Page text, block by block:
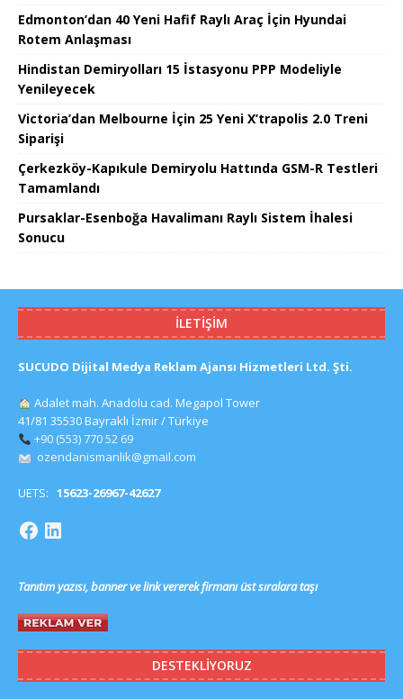
Edmonton’dan 40 Yeni Hafif Raylı Araç İçin Hyundai
Rotem Anlaşması
Hindistan Demiryolları 15 İstasyonu PPP Modeliyle
Yenileyecek
Victoria’dan Melbourne İçin 25 Yeni X’trapolis 2.0 Treni
Siparişi
Çerkezköy-Kapıkule Demiryolu Hattında GSM-R Testleri
Tamamlandı
Pursaklar-Esenboğa Havalimanı Raylı Sistem İhalesi
Sonucu
İLETIŞIM
SUCUDO Dijital Medya Reklam Ajansı Hizmetleri Ltd. Şti.
Adalet mah. Anadolu cad. Megapol Tower
41/81 35530 Bayraklı İzmir / Türkiye
+90 (553) 770 52 69
ozendanismanlik@gmail.com
UETS: 15623-26967-42627
Tanıtım yazısı, banner ve link vererek firmanı üst sıralara taşı
DESTEKLIYORUZ